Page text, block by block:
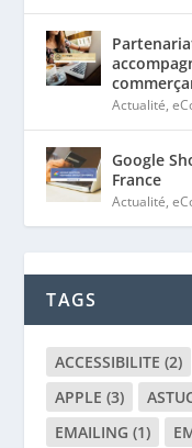
Actualité,
Google
France
Actualité,
TAGS
ACCESSIBILITE (2)
APPLE (3)
EMAILING (1)